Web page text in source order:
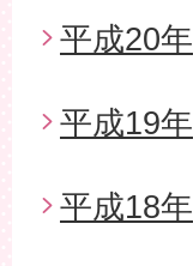
平成20年
平成19年
平成18年